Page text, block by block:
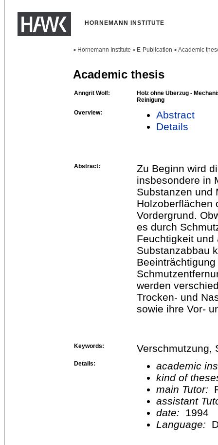
HORNEMANN INSTITUTE
> Hornemann Institute > E-Publication > Academic
Academic thesis
Anngrit Wolf:
Holz ohne Überzug -
Reinigung
Overview:
Abstract
Details
Abstract:
Zu Beginn wird
insbesondere in
Substanzen und
Holzoberflächen
Vordergrund.
es durch
Feuchtigkeit und
Substanzabbau
werden
Trocken- und
sowie ihre Vor-
Keywords: Verschmutzung,
Details:
academic
kind of
main Tutor:
assistant
date:
1994
Language: